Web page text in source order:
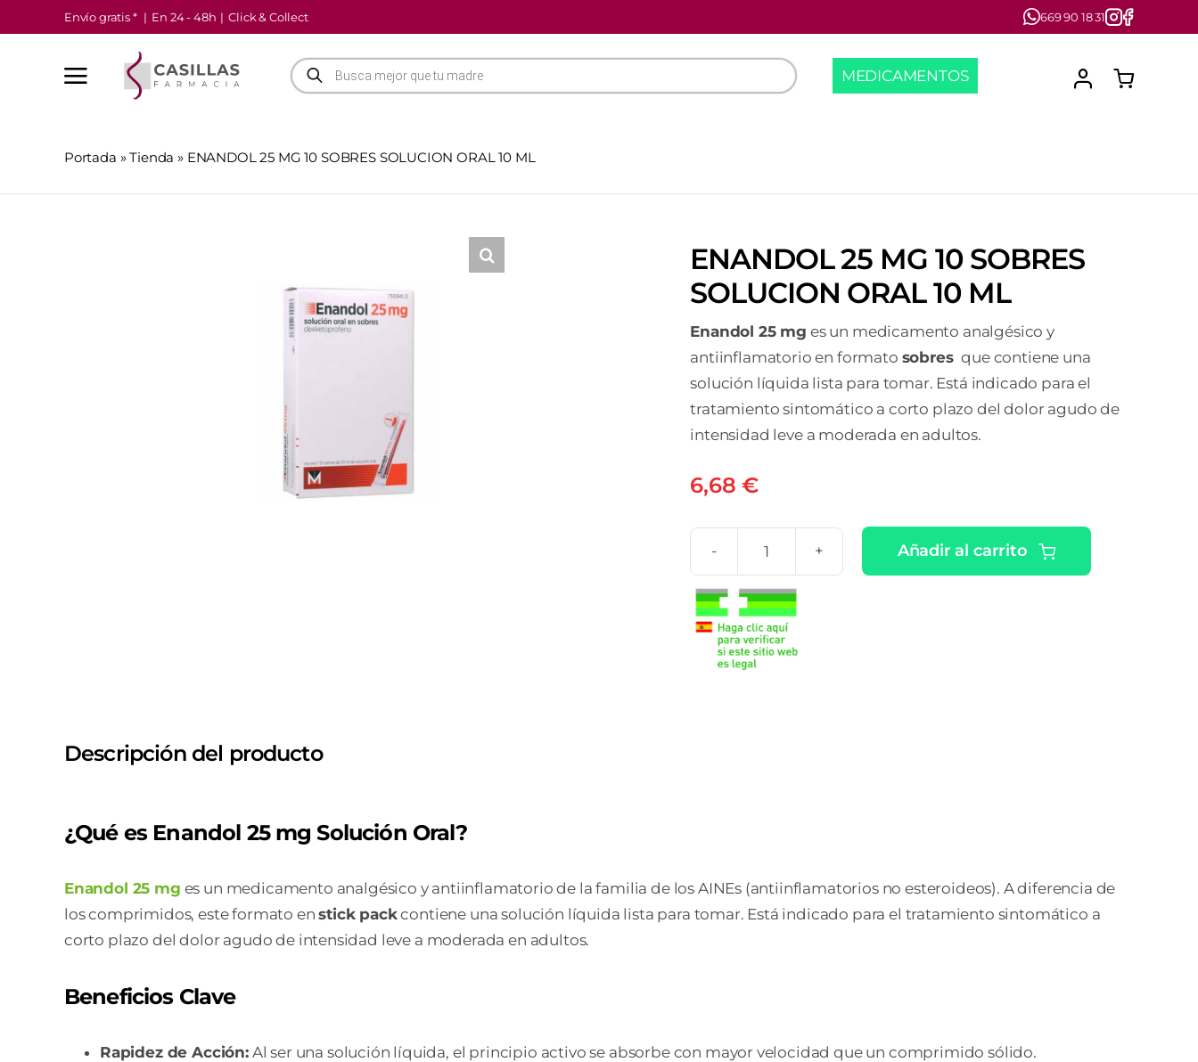
al
contenido
Envío gratis * | En 24 - 48h | Click & Collect 669 90 18 31
Búsqueda
de
productos
MEDICAMENTOS
Portada »Tienda » ENANDOL 25 MG 10 SOBRES SOLUCION ORAL 10 ML
ENANDOL 25 MG 10 SOBRES
SOLUCION ORAL 10 ML
Enandol 25 mg es un medicamento analgésico y
antiinflamatorio en formato sobres que contiene una
solución líquida lista para tomar. Está indicado para el
tratamiento sintomático a corto plazo del dolor agudo de
intensidad leve a moderada en adultos.
6,68€
ENANDOL
25
MG
10
Añadir al carrito
Descripción del producto
¿Qué es Enandol 25 mg Solución Oral?
Enandol 25 mg es un medicamento analgésico y antiinflamatorio de la familia de los AINEs (antiinflamatorios no esteroideos). A diferencia de
los comprimidos, este formato enstick packcontiene una solución líquida lista para tomar. Está indicado para el tratamiento sintomático a
corto plazo del dolor agudo de intensidad leve a moderada en adultos.
Beneficios Clave
Rapidez de Acción:Al ser una solución líquida, el principio activo se absorbe con mayor velocidad que un comprimido sólido.